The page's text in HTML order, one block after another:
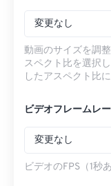
変更なし
動画のサイズを調
スペクト比を選択
したアスペクト比
ビデオフレームレ
変更なし
ビデオのFPS（1秒